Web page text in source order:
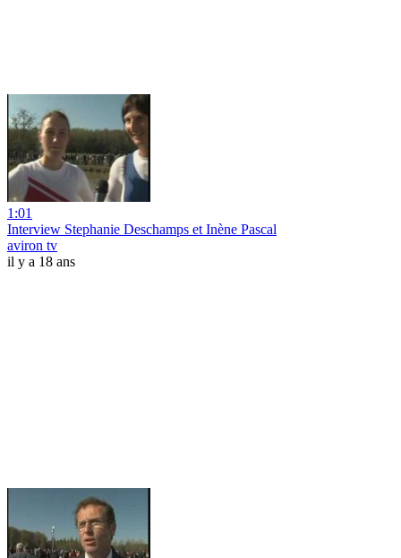
1:01
Interview Stephanie Deschamps et Inène Pascal
aviron tv
il y a 18 ans